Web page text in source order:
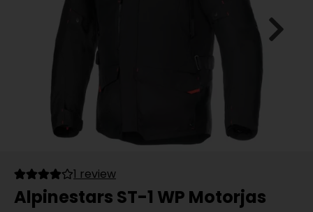
1 review
Alpinestars ST-1 WP Motorjas